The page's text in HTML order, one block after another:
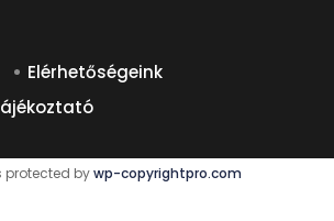
Elérhetőségeink
protected bywp-copyrightpro.com